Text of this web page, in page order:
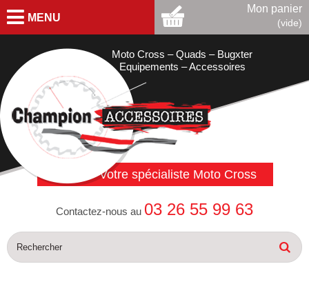
MENU
Mon panier
(vide)
Moto Cross – Quads – Bugxter
Equipements – Accessoires
Votre spécialiste Moto Cross
Contactez-nous au 03 26 55 99 63